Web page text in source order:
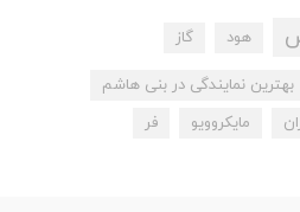
هود گاز
بهترین نمایندگی در بنی هاشم
مایکروویو فر